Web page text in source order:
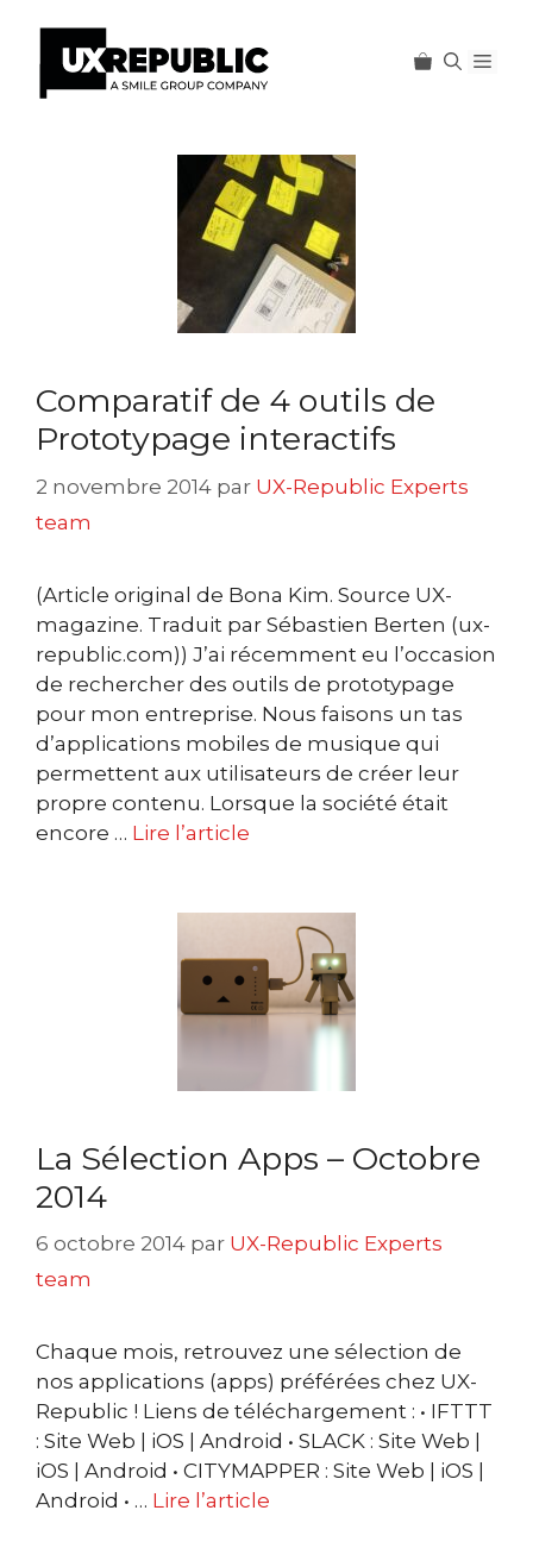
Comparatif de 4 outils de
Prototypage interactifs
2 novembre 2014 par UX-Republic Experts
team
(Article original de Bona Kim. Source UX-
magazine. Traduit par Sébastien Berten (ux-
republic.com)) J’ai récemment eu l’occasion
de rechercher des outils de prototypage
pour mon entreprise. Nous faisons un tas
d’applications mobiles de musique qui
permettent aux utilisateurs de créer leur
propre contenu. Lorsque la société était
encore … Lire l’article
La Sélection Apps – Octobre
2014
6 octobre 2014 par UX-Republic Experts
team
Chaque mois, retrouvez une sélection de
nos applications (apps) préférées chez UX-
Republic ! Liens de téléchargement : • IFTTT
: Site Web | iOS | Android • SLACK : Site Web |
iOS | Android • CITYMAPPER : Site Web | iOS |
Android • … Lire l’article